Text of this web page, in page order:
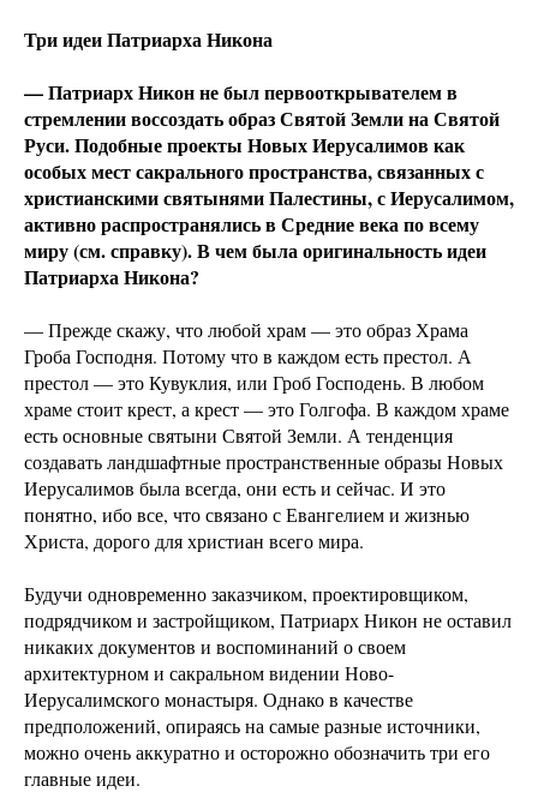
Три идеи Патриарха Никона
— Патриарх Никон не был первооткрывателем в
стремлении воссоздать образ Святой Земли на Святой
Руси. Подобные проекты Новых Иерусалимов как
особых мест сакрального пространства, связанных с
христианскими святынями Палестины, с Иерусалимом,
активно распространялись в Средние века по всему
миру (см. справку). В чем была оригинальность идеи
Патриарха Никона?
— Прежде скажу, что любой храм — это образ Храма
Гроба Господня. Потому что в каждом есть престол. А
престол — это Кувуклия, или Гроб Господень. В любом
храме стоит крест, а крест — это Голгофа. В каждом храме
есть основные святыни Святой Земли. А тенденция
создавать ландшафтные пространственные образы Новых
Иерусалимов была всегда, они есть и сейчас. И это
понятно, ибо все, что связано с Евангелием и жизнью
Христа, дорого для христиан всего мира.
Будучи одновременно заказчиком, проектировщиком,
подрядчиком и застройщиком, Патриарх Никон не оставил
никаких документов и воспоминаний о своем
архитектурном и сакральном видении Ново-
Иерусалимского монастыря. Однако в качестве
предположений, опираясь на самые разные источники,
можно очень аккуратно и осторожно обозначить три его
главные идеи.